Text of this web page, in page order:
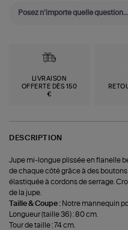
LIVRAISON
OFFERTE DÈS 150
€
DESCRIPTION
Jupe mi-longue plissée en flanelle
de chaque côté grâce à des
élastiquée à cordons de serrage.
de la jupe.
Taille & Coupe : Notre mannequin
Longueur (taille 36) : 80 cm.
Tour de taille : 74 cm.